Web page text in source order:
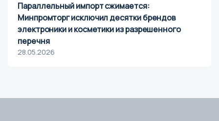
Параллельный импорт сжимается:
Минпромторг исключил десятки брендов
электроники и косметики из разрешенного
перечня
28.05.2026
Киров
Коломна
Кострома
Краснодар